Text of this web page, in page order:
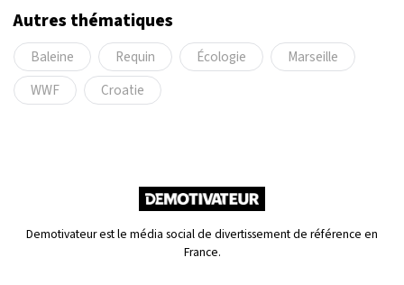
Autres thématiques
Baleine Requin Écologie
Marseille
WWF
Croatie
Demotivateur est le média social de divertissement de référence en
France.